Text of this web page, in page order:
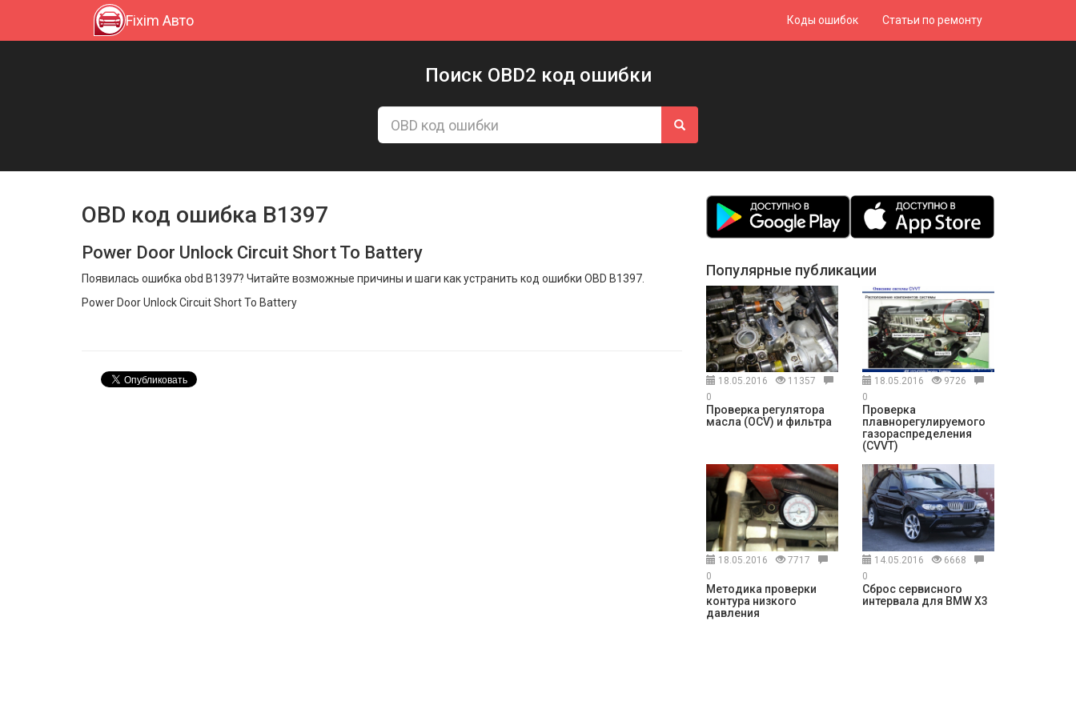
Fixim Авто Коды ошибок Статьи по ремонту
Поиск OBD2 код ошибки
OBD код ошибка B1397
Power Door Unlock Circuit Short To Battery
Появилась ошибка obd B1397? Читайте возможные причины и шаги как устранить код ошибки OBD B1397.
Power Door Unlock Circuit Short To Battery
Популярные публикации
18.05.2016
11357
0
Проверка регулятора
масла (OCV) и фильтра
18.05.2016
9726
0
Проверка
плавнорегулируемого
газораспределения
(CVVT)
18.05.2016
7717
0
Методика проверки
контура низкого
давления
14.05.2016
6668
0
Сброс сервисного
интервала для BMW X3